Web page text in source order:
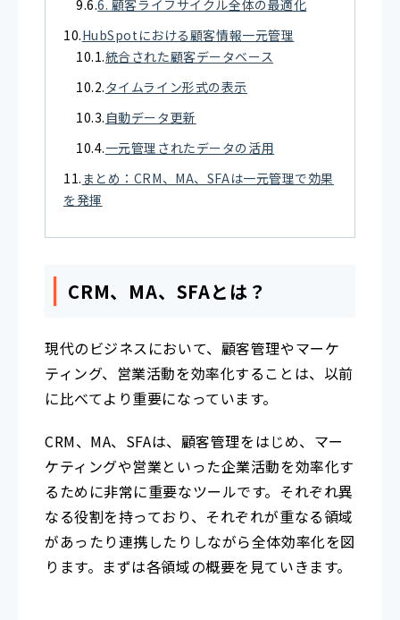
6. 顧客ライフサイクル全体の最適化
HubSpotにおける顧客情報一元管理
統合された顧客データベース
タイムライン形式の表示
自動データ更新
一元管理されたデータの活用
まとめ：CRM、MA、SFAは一元管理で効果
を発揮
CRM、MA、SFAとは？
現代のビジネスにおいて、顧客管理やマーケ
ティング、営業活動を効率化することは、以前
に比べてより重要になっています。
CRM、MA、SFAは、顧客管理をはじめ、マー
ケティングや営業といった企業活動を効率化す
るために非常に重要なツールです。それぞれ異
なる役割を持っており、それぞれが重なる領域
があったり連携したりしながら全体効率化を図
ります。まずは各領域の概要を見ていきます。